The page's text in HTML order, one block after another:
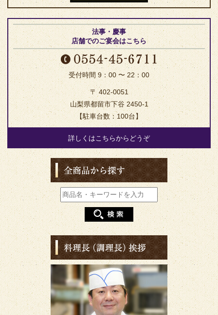
法事・慶事
店舗でのご宴会はこちら
受付時間 9：00 〜 22：00
〒 402-0051
山梨県都留市下谷 2450-1
【駐車台数：100台】
詳しくはこちらからどうぞ